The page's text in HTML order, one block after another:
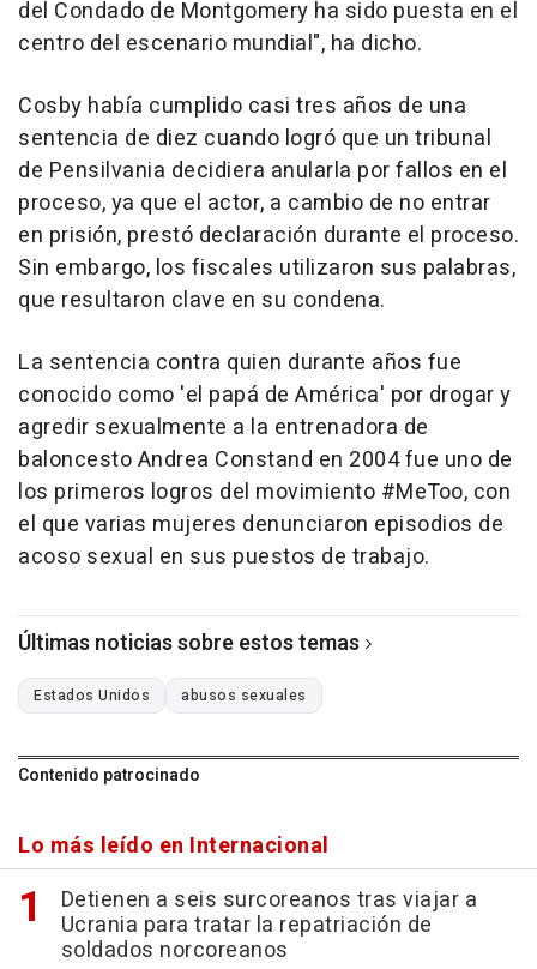
del Condado de Montgomery ha sido puesta en el
centro del escenario mundial", ha dicho.
Cosby había cumplido casi tres años de una
sentencia de diez cuando logró que un tribunal
de Pensilvania decidiera anularla por fallos en el
proceso, ya que el actor, a cambio de no entrar
en prisión, prestó declaración durante el proceso.
Sin embargo, los fiscales utilizaron sus palabras,
que resultaron clave en su condena.
La sentencia contra quien durante años fue
conocido como 'el papá de América' por drogar y
agredir sexualmente a la entrenadora de
baloncesto Andrea Constand en 2004 fue uno de
los primeros logros del movimiento #MeToo, con
el que varias mujeres denunciaron episodios de
acoso sexual en sus puestos de trabajo.
Últimas noticias sobre estos temas
Estados Unidos abusos sexuales
Contenido patrocinado
Lo más leído en Internacional
Detienen a seis surcoreanos tras viajar a
Ucrania para tratar la repatriación de
soldados norcoreanos